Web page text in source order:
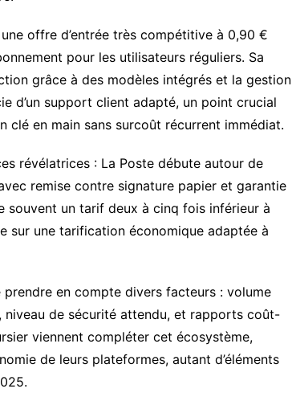
offre d’entrée très compétitive à 0,90 €
pour les utilisateurs réguliers. Sa
grâce à des modèles intégrés et la gestion
d’un support client adapté, un point crucial
clé en main sans surcoût récurrent immédiat.
révélatrices : La Poste débute autour de
remise contre signature papier et garantie
souvent un tarif deux à cinq fois inférieur à
sur une tarification économique adaptée à
en compte divers facteurs : volume
niveau de sécurité attendu, et rapports coût-
viennent compléter cet écosystème,
de leurs plateformes, autant d’éléments